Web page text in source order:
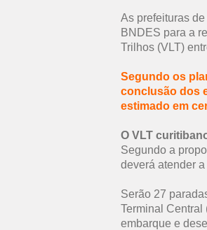
As prefeituras
BNDES para a
Trilhos (VLT)
Segundo os
conclusão dos
estimado em
O VLT
Segundo a
deverá atender
Serão 27
Terminal Central
embarque e